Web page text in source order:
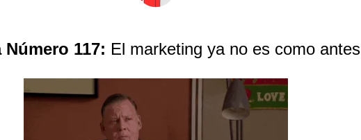
Número 117: El marketing ya no es como antes